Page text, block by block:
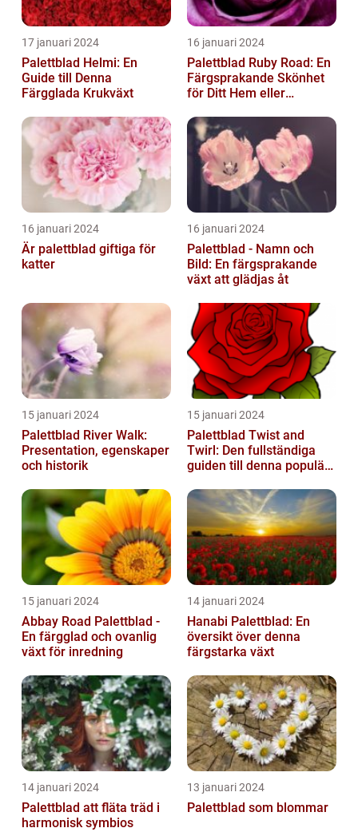
17 januari 2024
Palettblad Helmi: En
Guide till Denna
Färgglada Krukväxt
16 januari 2024
Palettblad Ruby Road: En
Färgsprakande Skönhet
för Ditt Hem eller
16 januari 2024
Är palettblad giftiga för
katter
16 januari 2024
Palettblad - Namn och
Bild: En färgsprakande
växt att glädjas åt
15 januari 2024
Palettblad River Walk:
Presentation, egenskaper
och historik
15 januari 2024
Palettblad Twist and
Twirl: Den fullständiga
guiden till denna populära
15 januari 2024
Abbay Road Palettblad -
En färgglad och ovanlig
växt för inredning
14 januari 2024
Hanabi Palettblad: En
översikt över denna
färgstarka växt
14 januari 2024
Palettblad att fläta träd i
harmonisk symbios
13 januari 2024
Palettblad som blommar